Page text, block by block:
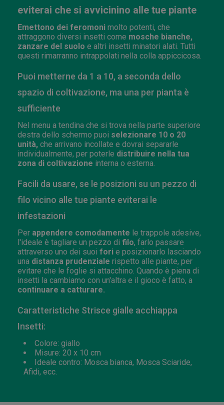
eviterai che si avvicinino alle tue piante
Emettono dei feromoni molto potenti, che
attraggono diversi insetti come mosche bianche,
zanzare del suolo e altri insetti minatori alati. Tutti
questi rimarranno intrappolati nella colla appiccicosa.
Puoi metterne da 1 a 10, a seconda dello
spazio di coltivazione, ma una per pianta è
sufficiente
Nel menu a tendina che si trova nella parte superiore
destra dello schermo puoi selezionare 10 o 20
unità, che arrivano incollate e dovrai separarle
individualmente, per poterle distribuire nella tua
zona di coltivazione interna o esterna.
Facili da usare, se le posizioni su un pezzo di
filo vicino alle tue piante eviterai le
infestazioni
Per appendere comodamente le trappole adesive,
l'ideale è tagliare un pezzo di filo, farlo passare
attraverso uno dei suoi fori e posizionarlo lasciando
una distanza prudenziale rispetto alle piante, per
evitare che le foglie si attacchino. Quando è piena di
insetti la cambiamo con un'altra e il gioco è fatto, a
continuare a catturare.
Caratteristiche Strisce gialle acchiappa
Insetti:
Colore: giallo
Misure: 20 x 10 cm
Ideale contro: Mosca bianca, Mosca Sciaride,
Afidi, ecc.